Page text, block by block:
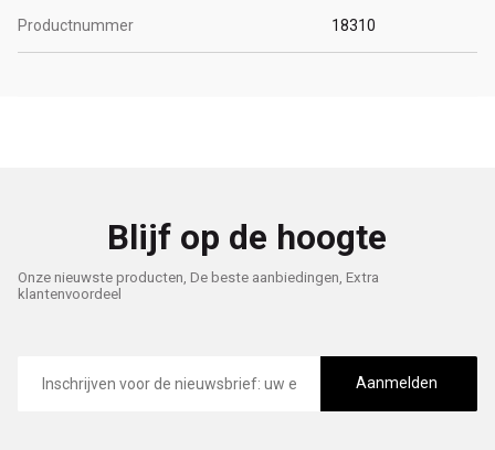
Productnummer 18310
Blijf op de hoogte
Onze nieuwste producten, De beste aanbiedingen, Extra
klantenvoordeel
mailadres
Aanmelden